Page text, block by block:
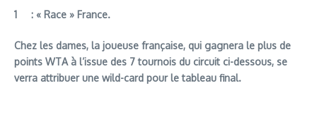
1 : « Race » France.
Chez les dames, la joueuse française, qui gagnera le plus de
points WTA à l’issue des 7 tournois du circuit ci-dessous, se
verra attribuer une wild-card pour le tableau final.